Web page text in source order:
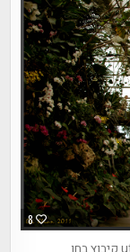
8